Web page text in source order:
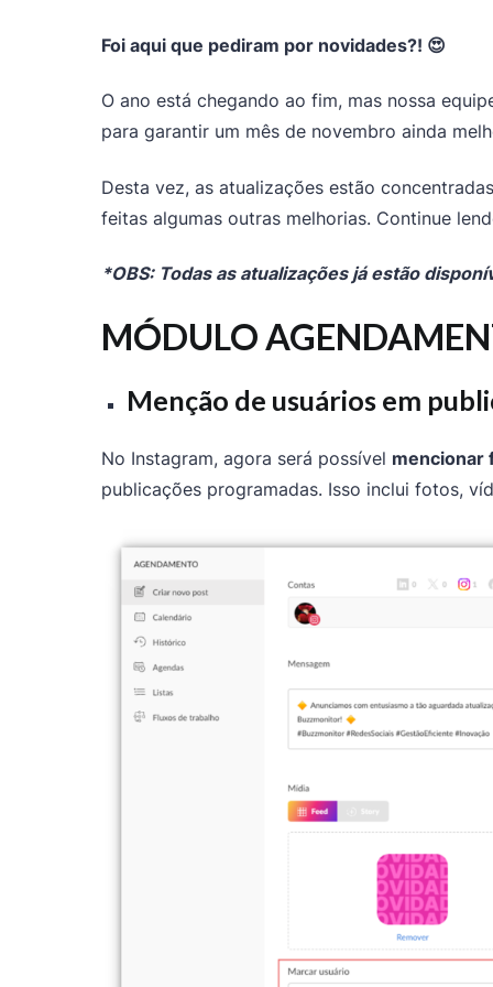
Foi aqui que pediram por novidades?! 😍
O ano está chegando ao fim, mas nossa
para garantir um mês de novembro ainda
Desta vez, as atualizações estão
feitas algumas outras melhorias. Continue
*OBS: Todas as atualizações já estão
MÓDULO
Menção de usuários em
No Instagram, agora será possível mencionar
publicações programadas. Isso inclui fotos,